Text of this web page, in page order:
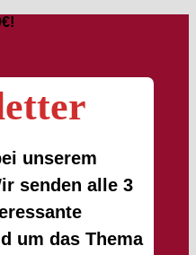
unserem
senden alle 3
um das Thema